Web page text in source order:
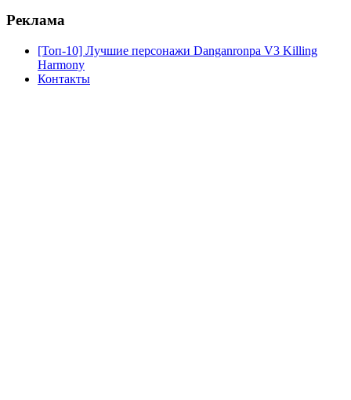
Реклама
[Топ-10] Лучшие персонажи Danganronpa V3 Killing
Harmony
Контакты